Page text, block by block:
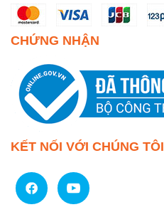
CHỨNG NHẬN
KẾT NỐI VỚI CHÚNG TÔI